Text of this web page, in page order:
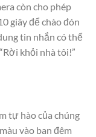
còn cho phép
giây để chào đón
tin nhắn có thể
khỏi nhà tôi!”
tự hào của chúng
vào ban đêm